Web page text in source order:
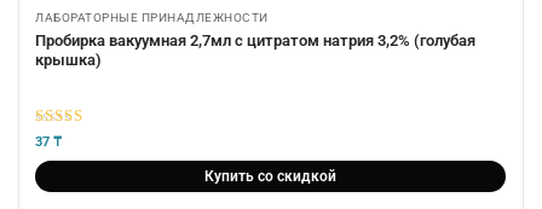
ЛАБОРАТОРНЫЕ ПРИНАДЛЕЖНОСТИ
Пробирка вакуумная 2,7мл с цитратом натрия 3,2% (голубая
крышка)
5из 5
37 ₸
Купить со скидкой